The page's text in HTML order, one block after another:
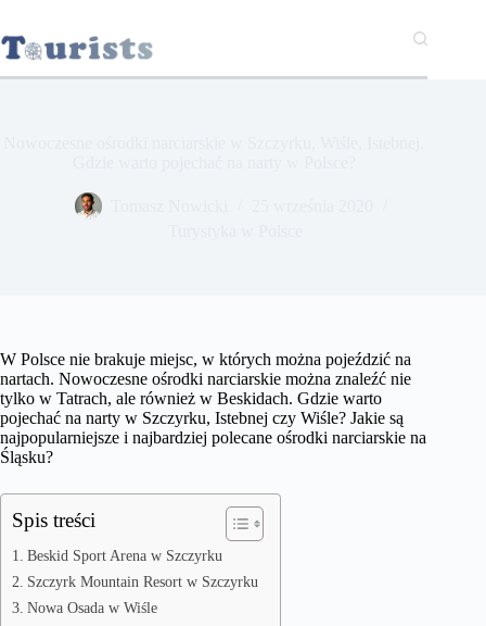
treści
W Polsce nie brakuje miejsc, w których można pojeździć na
nartach. Nowoczesne ośrodki narciarskie można znaleźć nie
tylko w Tatrach, ale również w Beskidach. Gdzie warto
pojechać na narty w Szczyrku, Istebnej czy Wiśle? Jakie są
najpopularniejsze i najbardziej polecane ośrodki narciarskie na
Śląsku?
Spis treści
Beskid Sport Arena w Szczyrku
Szczyrk Mountain Resort w Szczyrku
Nowa Osada w Wiśle